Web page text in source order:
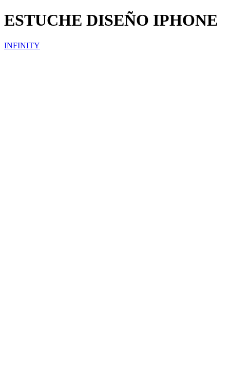
ESTUCHE DISEÑO IPHONE
INFINITY